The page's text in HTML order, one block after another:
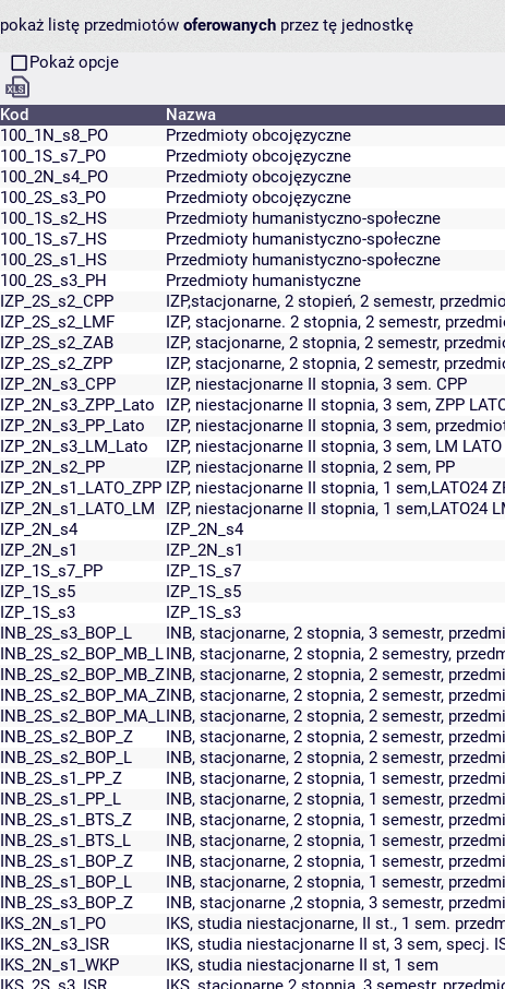
pokaż listę przedmiotów oferowanych przez tę jednostkę
Pokaż opcje
Kod Nazwa
100_1N_s8_PO
Przedmioty obcojęzyczne
100_1S_s7_PO
Przedmioty obcojęzyczne
100_2N_s4_PO
Przedmioty obcojęzyczne
100_2S_s3_PO
Przedmioty obcojęzyczne
100_1S_s2_HS
Przedmioty humanistyczno-społeczne
100_1S_s7_HS
Przedmioty humanistyczno-społeczne
100_2S_s1_HS
Przedmioty humanistyczno-społeczne
100_2S_s3_PH
Przedmioty humanistyczne
IZP_2S_s2_CPP
IZP,stacjonarne, 2 stopień, 2 semestr,
IZP_2S_s2_LMF
IZP, stacjonarne. 2 stopnia, 2 semestr,
IZP_2S_s2_ZAB
IZP, stacjonarne, 2 stopnia, 2 semestr,
IZP_2S_s2_ZPP
IZP, stacjonarne, 2 stopnia, 2 semestr,
IZP_2N_s3_CPP
IZP, niestacjonarne II stopnia, 3 sem. CPP
IZP_2N_s3_ZPP_Lato
IZP, niestacjonarne II stopnia, 3 sem, ZPP
IZP_2N_s3_PP_Lato
IZP, niestacjonarne II stopnia, 3 sem,
IZP_2N_s3_LM_Lato
IZP, niestacjonarne II stopnia, 3 sem, LM LATO
IZP_2N_s2_PP
IZP, niestacjonarne II stopnia, 2 sem, PP
IZP_2N_s1_LATO_ZPP IZP, niestacjonarne II stopnia, 1 sem,LATO24
IZP_2N_s1_LATO_LM
IZP, niestacjonarne II stopnia, 1 sem,LATO24
IZP_2N_s4
IZP_2N_s4
IZP_2N_s1
IZP_2N_s1
IZP_1S_s7_PP
IZP_1S_s7
IZP_1S_s5
IZP_1S_s5
IZP_1S_s3
IZP_1S_s3
INB_2S_s3_BOP_L
INB, stacjonarne, 2 stopnia, 3 semestr,
INB_2S_s2_BOP_MB_LINB, stacjonarne, 2 stopnia, 2 semestry,
INB_2S_s2_BOP_MB_ZINB, stacjonarne, 2 stopnia, 2 semestr,
INB_2S_s2_BOP_MA_ZINB, stacjonarne, 2 stopnia, 2 semestr,
INB_2S_s2_BOP_MA_LINB, stacjonarne, 2 stopnia, 2 semestr,
INB_2S_s2_BOP_Z
INB, stacjonarne, 2 stopnia, 2 semestr,
INB_2S_s2_BOP_L
INB, stacjonarne, 2 stopnia, 2 semestr,
INB_2S_s1_PP_Z
INB, stacjonarne, 2 stopnia, 1 semestr,
INB_2S_s1_PP_L
INB, stacjonarne, 2 stopnia, 1 semestr,
INB_2S_s1_BTS_Z
INB, stacjonarne, 2 stopnia, 1 semestr,
INB_2S_s1_BTS_L
INB, stacjonarne, 2 stopnia, 1 semestr,
INB_2S_s1_BOP_Z
INB, stacjonarne, 2 stopnia, 1 semestr,
INB_2S_s1_BOP_L
INB, stacjonarne, 2 stopnia, 1 semestr,
INB_2S_s3_BOP_Z
INB, stacjonarne ,2 stopnia, 3 semestr,
IKS_2N_s1_PO
IKS, studia niestacjonarne, II st., 1 sem.
IKS_2N_s3_ISR
IKS, studia niestacjonarne II st, 3 sem, specj.
IKS_2N_s1_WKP
IKS, studia niestacjonarne II st, 1 sem